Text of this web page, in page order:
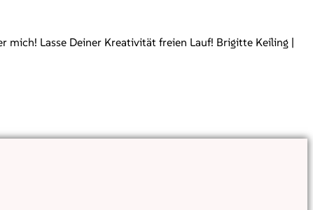
mich! Lasse Deiner Kreativität freien Lauf! Brigitte Keiling |